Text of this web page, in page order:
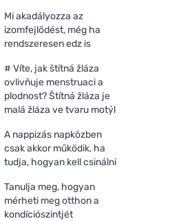
Mi akadályozza az
izomfejlődést, még ha
rendszeresen edz is
# Víte, jak štítná žláza
ovlivňuje menstruaci a
plodnost? Štítná žláza je
malá žláza ve tvaru motýl
A nappizás napközben
csak akkor működik, ha
tudja, hogyan kell csinálni
Tanulja meg, hogyan
mérheti meg otthon a
kondíciószintjét